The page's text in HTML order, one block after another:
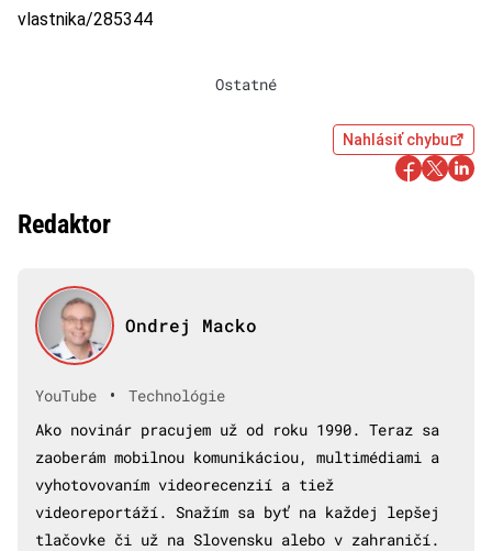
vlastnika/285344
Ostatné
Nahlásiť chybu
Redaktor
Ondrej Macko
YouTube •
Technológie
Ako novinár pracujem už od roku 1990. Teraz sa
zaoberám mobilnou komunikáciou, multimédiami a
vyhotovovaním videorecenzií a tiež
videoreportáží. Snažím sa byť na každej lepšej
tlačovke či už na Slovensku alebo v zahraničí.